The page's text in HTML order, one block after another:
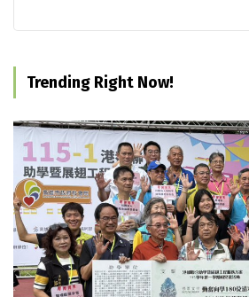
Trending Right Now!